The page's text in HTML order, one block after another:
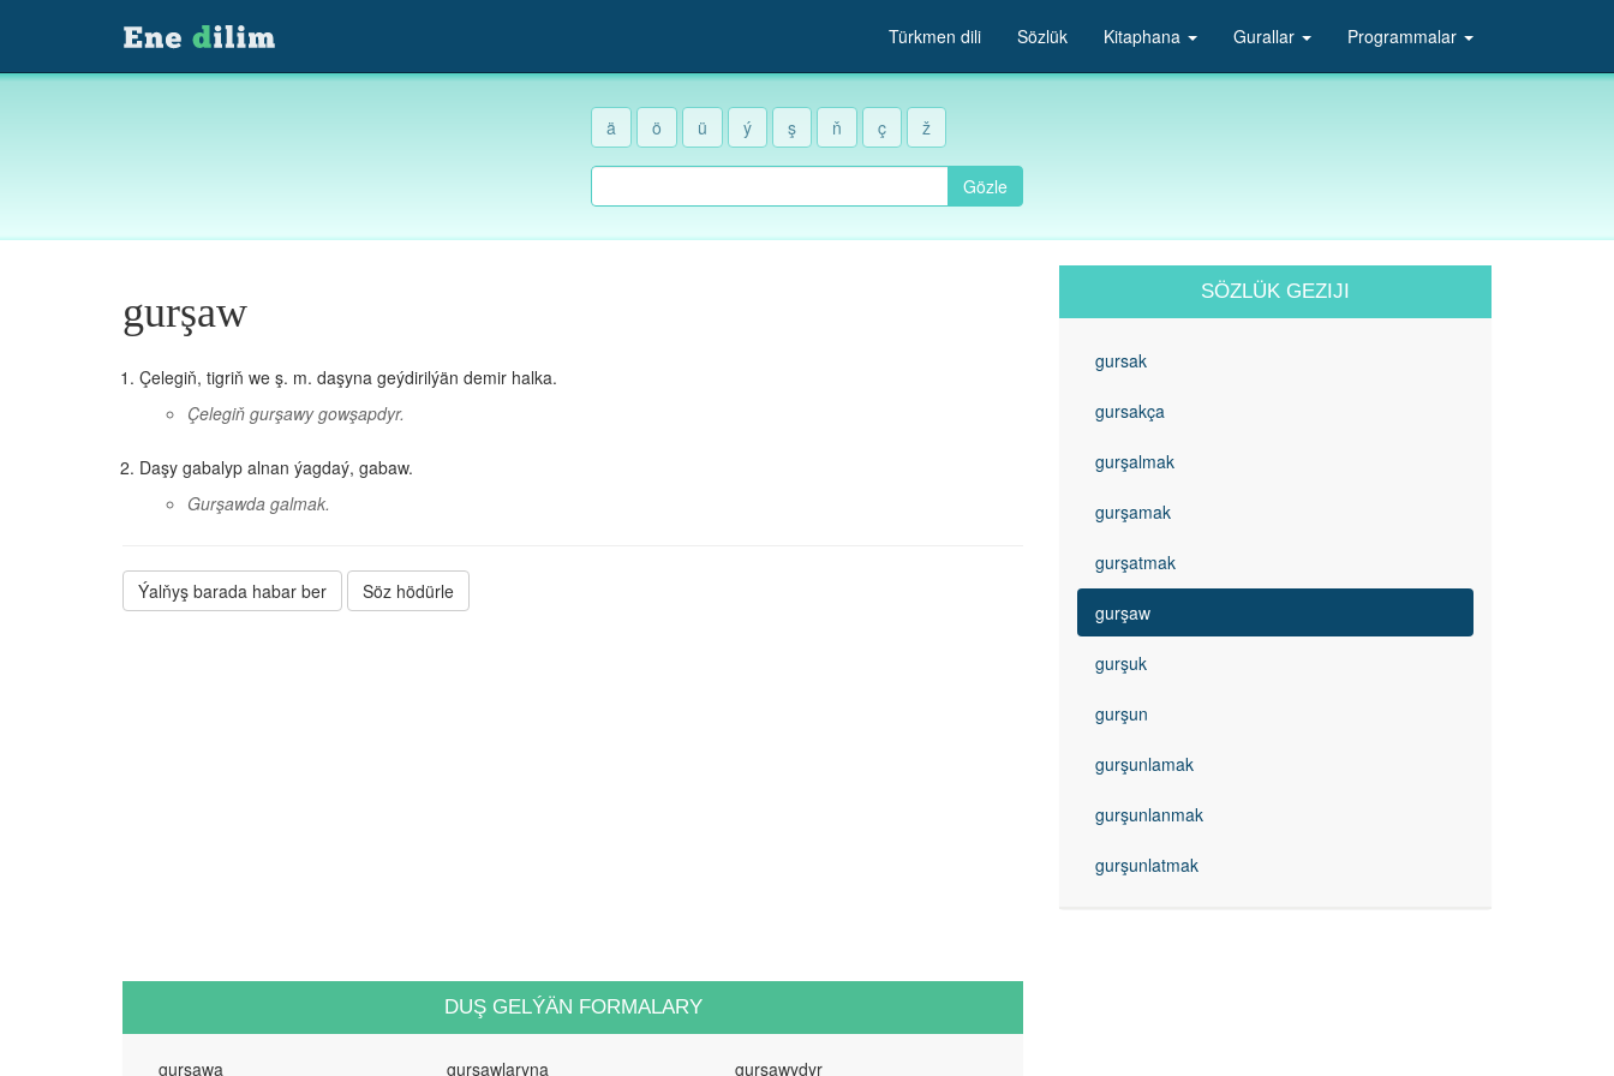
Türkmen dili Sözlük Kitaphana Gurallar Programmalar
ä ö ü ý ş ň ç ž
Gözle
gurşaw
Çelegiň, tigriň we ş. m. daşyna geýdirilýän demir halka.
Çelegiň gurşawy gowşapdyr.
Daşy gabalyp alnan ýagdaý, gabaw.
Gurşawda galmak.
Ýalňyş barada habar ber Söz hödürle
DUŞ GELÝÄN FORMALARY
gurşawa gurşawlaryna gurşawydyr
SÖZLÜK GEZIJI
gursak
gursakça
gurşalmak
gurşamak
gurşatmak
gurşaw
gurşuk
gurşun
gurşunlamak
gurşunlanmak
gurşunlatmak